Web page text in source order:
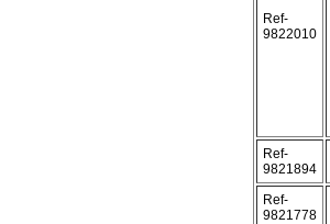
Ref-
9822010
Ref-
9821894
Ref-
9821778